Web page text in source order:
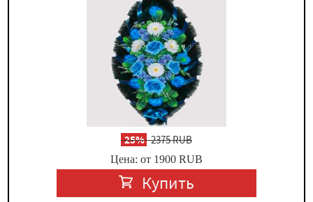
-25%2375 RUB
Цена: от 1900 RUB
Купить